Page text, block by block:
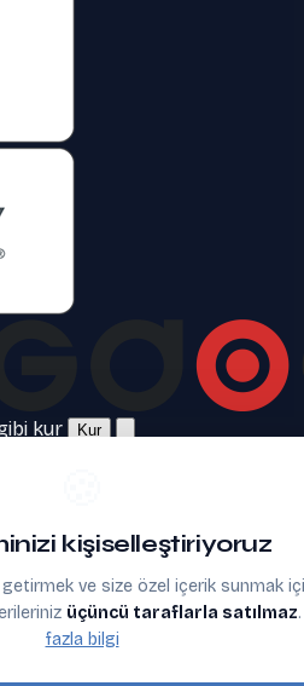
kişiselleştiriyoruz
ve size özel içerik sunmak
üçüncü taraflarla satılmaz
fazla bilgi
kur Kur